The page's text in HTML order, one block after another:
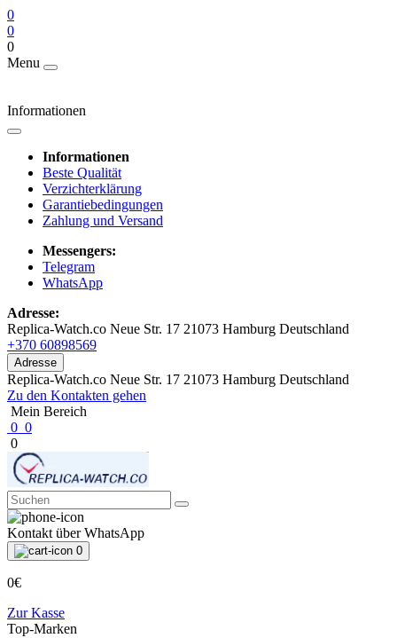
0
0
0
Menu
Informationen
Informationen
Beste Qualität
Verzichterklärung
Garantiebedingungen
Zahlung und Versand
Messengers:
Telegram
WhatsApp
Adresse:
Replica-Watch.co Neue Str. 17 21073 Hamburg Deutschland
+370 60898569
Adresse
Replica-Watch.co Neue Str. 17 21073 Hamburg Deutschland
Zu den Kontakten gehen
Mein Bereich
0 0
0
Kontakt über WhatsApp
0
0€
Zur Kasse
Top-Marken